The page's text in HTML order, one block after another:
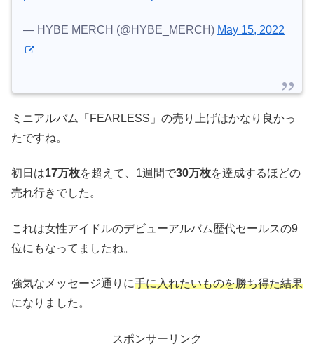
— HYBE MERCH (@HYBE_MERCH) May 15, 2022
ミニアルバム「FEARLESS」の売り上げはかなり良かっ
たですね。
初日は17万枚を超えて、1週間で30万枚を達成するほどの
売れ行きでした。
これは女性アイドルのデビューアルバム歴代セールスの9
位にもなってましたね。
強気なメッセージ通りに手に入れたいものを勝ち得た結果
になりました。
スポンサーリンク